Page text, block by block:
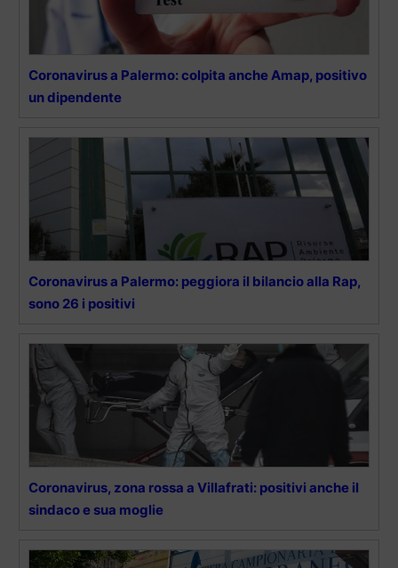
Coronavirus a Palermo: colpita anche Amap, positivo
un dipendente
Coronavirus a Palermo: peggiora il bilancio alla Rap,
sono 26 i positivi
Coronavirus, zona rossa a Villafrati: positivi anche il
sindaco e sua moglie